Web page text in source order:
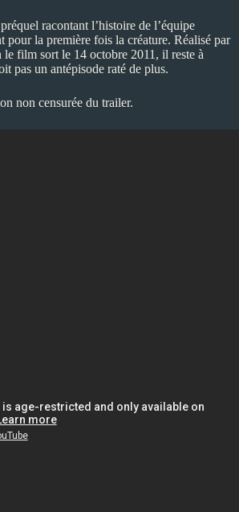
racontant l’histoire de l’équipe
pour la première fois la créature. Réalisé par
film sort le 14 octobre 2011, il reste à
pas un antépisode raté de plus.
non censurée du trailer.